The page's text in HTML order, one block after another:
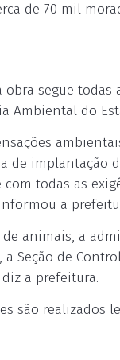
de 70 mil
segue
do
de implantação
todas as
a
animais, a
Seção de
a prefeitura.
são realizados